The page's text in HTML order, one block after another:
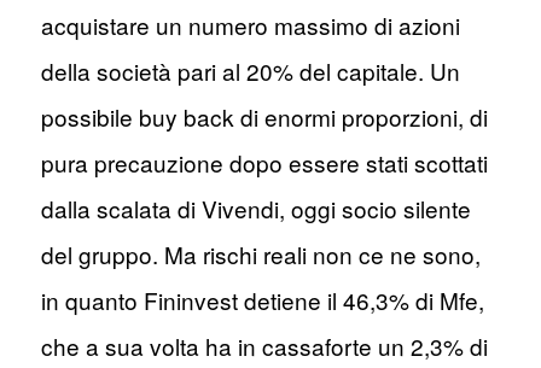
acquistare un numero massimo di azioni
della società pari al 20% del capitale. Un
possibile buy back di enormi proporzioni, di
pura precauzione dopo essere stati scottati
dalla scalata di Vivendi, oggi socio silente
del gruppo. Ma rischi reali non ce ne sono,
in quanto Fininvest detiene il 46,3% di Mfe,
che a sua volta ha in cassaforte un 2,3% di